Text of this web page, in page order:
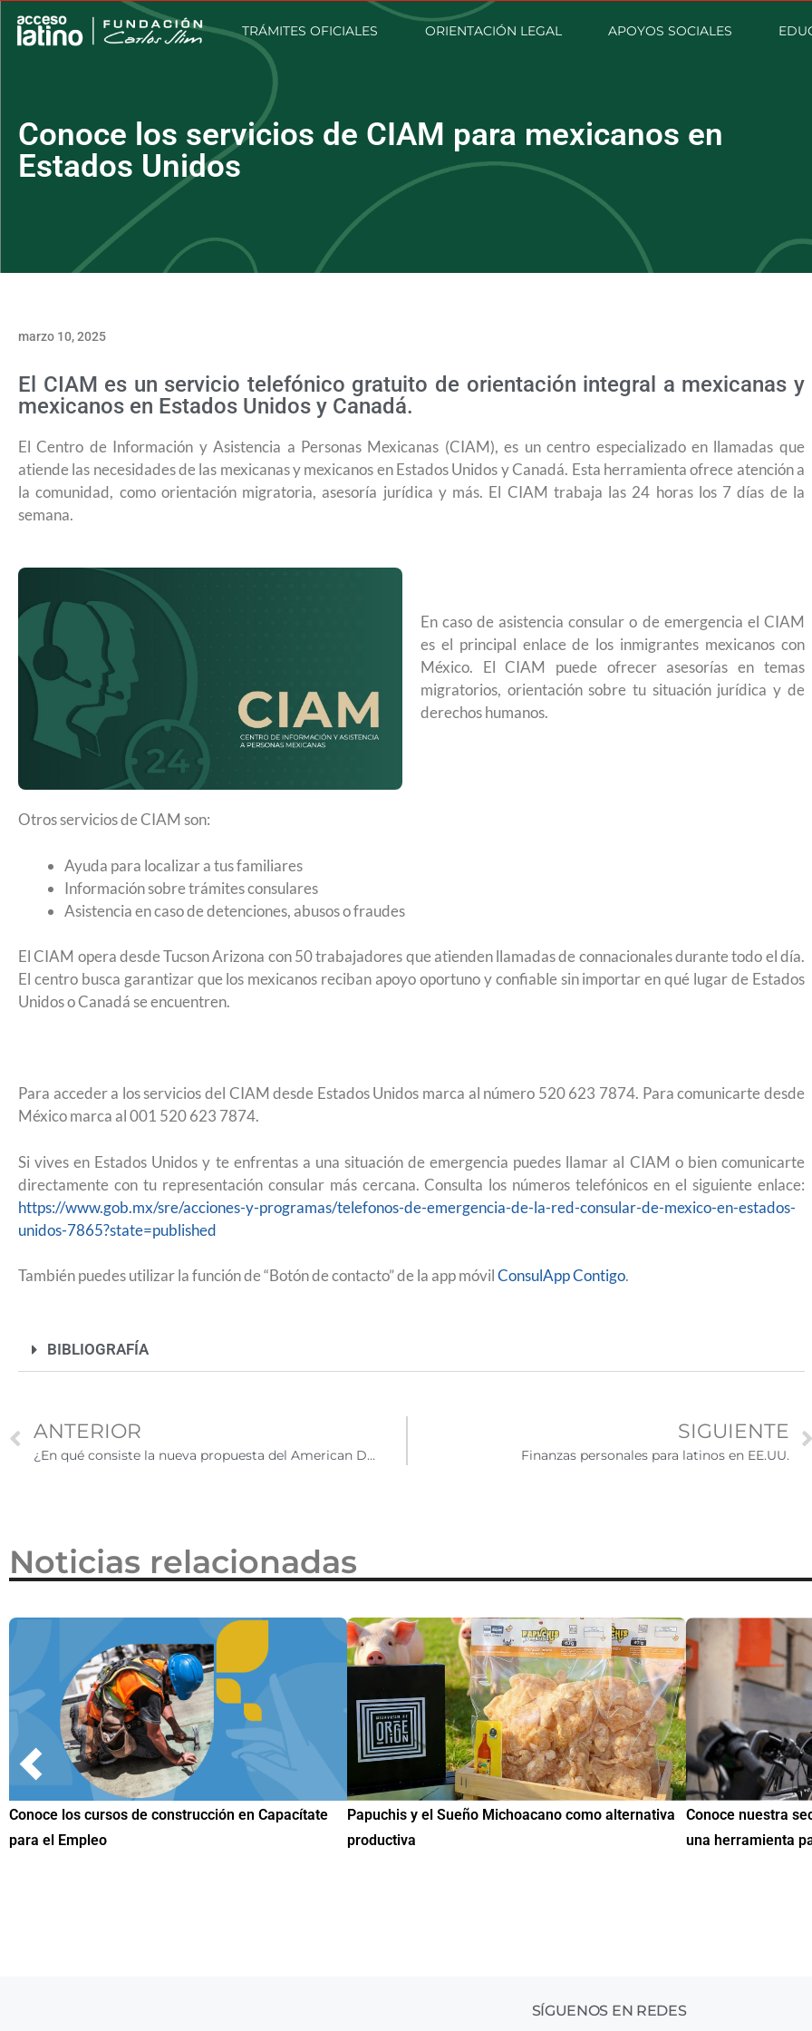
TRÁMITES OFICIALES ORIENTACIÓN LEGAL APOYOS SOCIALES
Conoce los servicios de CIAM para mexicanos en
Estados Unidos
marzo 10, 2025
El CIAM es un servicio telefónico gratuito de orientación integral a mexicanas y
mexicanos en Estados Unidos y Canadá.
El Centro de Información y Asistencia a Personas Mexicanas (CIAM), es un centro especializado en llamadas que
atiende las necesidades de las mexicanas y mexicanos en Estados Unidos y Canadá. Esta herramienta ofrece atención a
la comunidad, como orientación migratoria, asesoría jurídica y más. El CIAM trabaja las 24 horas los 7 días de la
semana.
En caso de asistencia consular o de emergencia el CIAM
es el principal enlace de los inmigrantes mexicanos con
México. El CIAM puede ofrecer asesorías en temas
migratorios, orientación sobre tu situación jurídica y de
derechos humanos.
Otros servicios de CIAM son:
Ayuda para localizar a tus familiares
Información sobre trámites consulares
Asistencia en caso de detenciones, abusos o fraudes
El CIAM opera desde Tucson Arizona con 50 trabajadores que atienden llamadas de connacionales durante todo el día.
El centro busca garantizar que los mexicanos reciban apoyo oportuno y confiable sin importar en qué lugar de Estados
Unidos o Canadá se encuentren.
Para acceder a los servicios del CIAM desde Estados Unidos marca al número 520 623 7874. Para comunicarte desde
México marca al 001 520 623 7874.
Si vives en Estados Unidos y te enfrentas a una situación de emergencia puedes llamar al CIAM o bien comunicarte
directamente con tu representación consular más cercana. Consulta los números telefónicos en el siguiente enlace:
https://www.gob.mx/sre/acciones-y-programas/telefonos-de-emergencia-de-la-red-consular-de-mexico-en-estados-
unidos-7865?state=published
También puedes utilizar la función de “Botón de contacto” de la app móvilConsulApp Contigo.
BIBLIOGRAFÍA
ANTERIOR
¿En qué consiste la nueva propuesta del American Dream and Promise Act?
SIGUIENTE
Finanzas personales para latinos en EE.UU.
remitir casos de asilo a jueces de inmigración sin
UNAM San Antonio abre cursos de preparación
para la ciudadanía estadounidense en primavera
2026
Ciudadanízate, el curso gratuito de preparación
para el examen de naturalización en EUA
Noticias relacionadas
Papuchis y el Sueño Michoacano como alternativa
productiva
Conoce nuestra sección de Educación y Empleo:
una herramienta para encontrar oportunidades
IMME realiza
de Educación
SÍGUENOS EN REDES